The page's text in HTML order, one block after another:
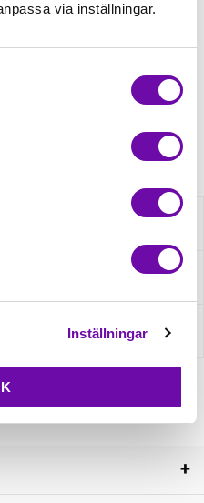
via inställningar.
Inställningar